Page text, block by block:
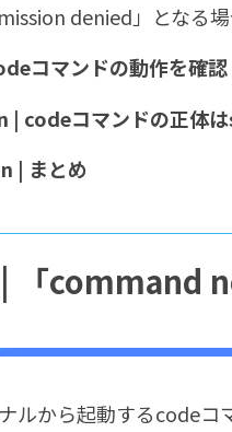
denied」となる
コマンドの動作を確認
| codeコマンドの正体
| まとめ
「command
ルから起動するcodeコ